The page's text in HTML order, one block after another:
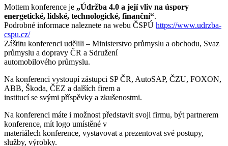
Mottem konference je „Údržba 4.0 a její vliv na úspory
energetické, lidské, technologické, finanční“.
Podrobné informace naleznete na webu ČSPÚ https://www.udrzba-
cspu.cz/
Záštitu konferenci udělili – Ministerstvo průmyslu a obchodu, Svaz
průmyslu a dopravy ČR a Sdružení
automobilového průmyslu.
Na konferenci vystoupí zástupci SP ČR, AutoSAP, ČZU, FOXON,
ABB, Škoda, ČEZ a dalších firem a
institucí se svými příspěvky a zkušenostmi.
Na konferenci máte i možnost představit svoji firmu, být partnerem
konference, mít logo umístěné v
materiálech konference, vystavovat a prezentovat své postupy,
služby, výrobky.